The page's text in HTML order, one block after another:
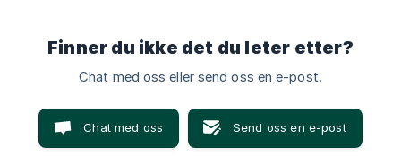
Finner du ikke det du leter etter?
Chat med oss eller send oss en e-post.
Chat med oss Send oss en e-post